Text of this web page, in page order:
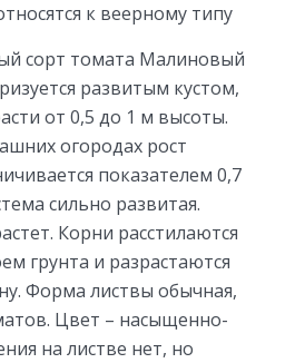
к веерному типу
сорт томата Малиновый
развитым кустом,
от 0,5 до 1 м высоты.
огородах рост
показателем 0,7
сильно развитая.
Корни расстилаются
грунта и разрастаются
Форма листвы обычная,
Цвет – насыщенно-
на листве нет, но